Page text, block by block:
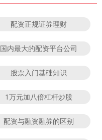
配资正规证券理财
国内最大的配资平台公司
股票入门基础知识
1万元加八倍杠杆炒股
配资与融资融券的区别